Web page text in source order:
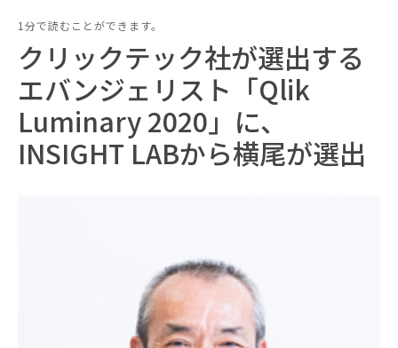
1分で読むことができます。
クリックテック社が選出する
エバンジェリスト「Qlik
Luminary 2020」に、
INSIGHT LABから横尾が選出